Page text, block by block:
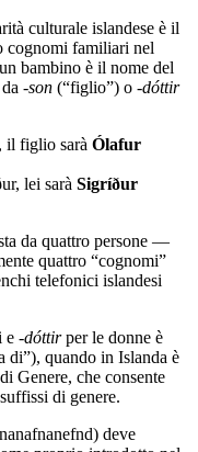
culturale islandese è il
cognomi familiari nel
bambino è il nome del
-son (“figlio”) o -dóttir
il figlio sarà Ólafur
lei sarà Sigríður
da quattro persone —
quattro “cognomi”
telefonici islandesi
e -dóttirper le donne è
di”), quando in Islanda è
Genere, che consente
di genere.
deve